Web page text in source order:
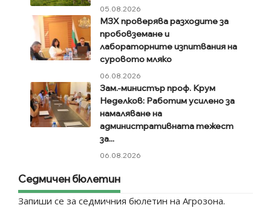
05.08.2026
МЗХ проверява разходите за
пробовземане и
лабораторните изпитвания на
суровото мляко
06.08.2026
Зам.-министър проф. Крум
Неделков: Работим усилено за
намаляване на
административната тежест
за...
06.08.2026
Седмичен бюлетин
Запиши се за седмичния бюлетин на Агрозона.